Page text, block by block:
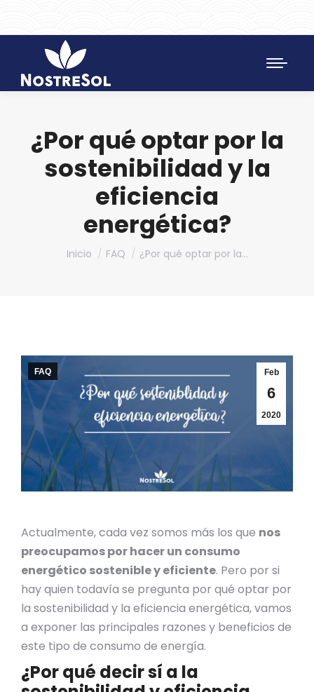
¿Por qué optar por la
sostenibilidad y la
eficiencia
energética?
Estás aquí:
Inicio FAQ ¿Por qué optar por la…
Feb
6
2020
FAQ
Actualmente, cada vez somos más los que nos
preocupamos por hacer un consumo
energético sostenible y eficiente. Pero por si
hay quien todavía se pregunta por qué optar por
la sostenibilidad y la eficiencia energética, vamos
a exponer las principales razones y beneficios de
este tipo de consumo de energía.
¿Por qué decir sí a la